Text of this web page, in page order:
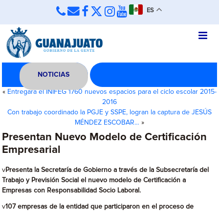
ES
NOTICIAS
« Entregará el INIFEG 1760 nuevos espacios para el ciclo escolar 2015-
2016
Con trabajo coordinado la PGJE y SSPE, logran la captura de JESÚS
MÉNDEZ ESCOBAR… »
Presentan Nuevo Modelo de Certificación
Empresarial
vPresenta la Secretaría de Gobierno a través de la Subsecretaría del
Trabajo y Previsión Social el nuevo modelo de Certificación a
Empresas con Responsabilidad Socio Laboral.
v107 empresas de la entidad que participaron en el proceso de